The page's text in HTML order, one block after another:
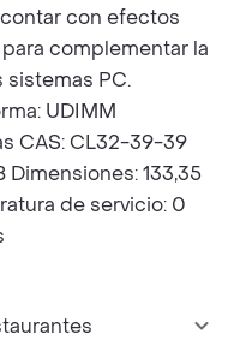
con efectos
complementar la
sistemas PC.
UDIMM
CAS: CL32-39-39
Dimensiones: 133,35
de servicio: 0